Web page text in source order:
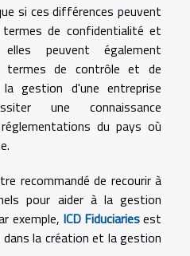
si ces différences peuvent
de confidentialité et
peuvent également
termes de contrôle et de
gestion d'une entreprise
une connaissance
du pays où
recommandé de recourir à
pour aider à la gestion
exemple, ICD Fiduciariesest
la création et la gestion